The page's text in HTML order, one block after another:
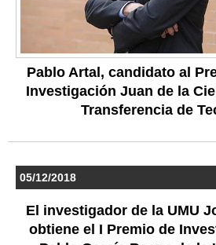
Pablo Artal, candidato al
Investigación Juan de la
Transferencia de
05/12/2018
El investigador de la UMU
obtiene el I Premio de